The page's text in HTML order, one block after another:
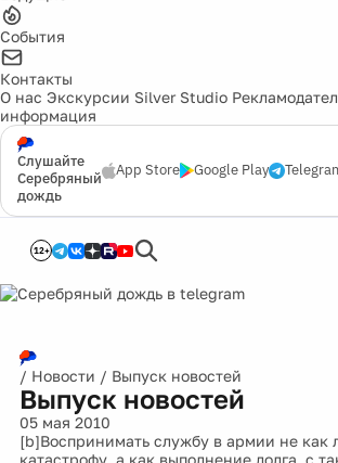
События
Контакты
О нас Экскурсии Silver Studio
информация
Слушайте
Серебряный
дождь
App Store Google Play
12+
/ Новости / Выпуск новостей
Выпуск новостей
05 мая 2010
[b]Воспринимать службу в армии не как